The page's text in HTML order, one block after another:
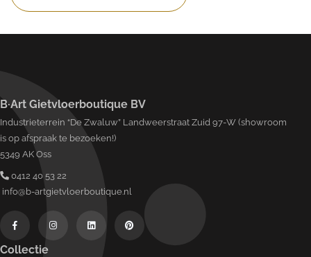
B·Art Gietvloerboutique BV
Industrieterrein “De Zwaluw” Landweerstraat Zuid 97-W (showroom
is op afspraak te bezoeken!)
5349 AK Oss
0412 40 53 22
info@b-artgietvloerboutique.nl
Collectie